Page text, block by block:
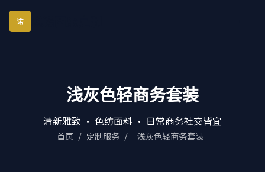
诺
浅灰色轻商务套装
清新雅致 · 色纺面料 · 日常商务社交皆宜
首页 / 定制服务 / 浅灰色轻商务套装